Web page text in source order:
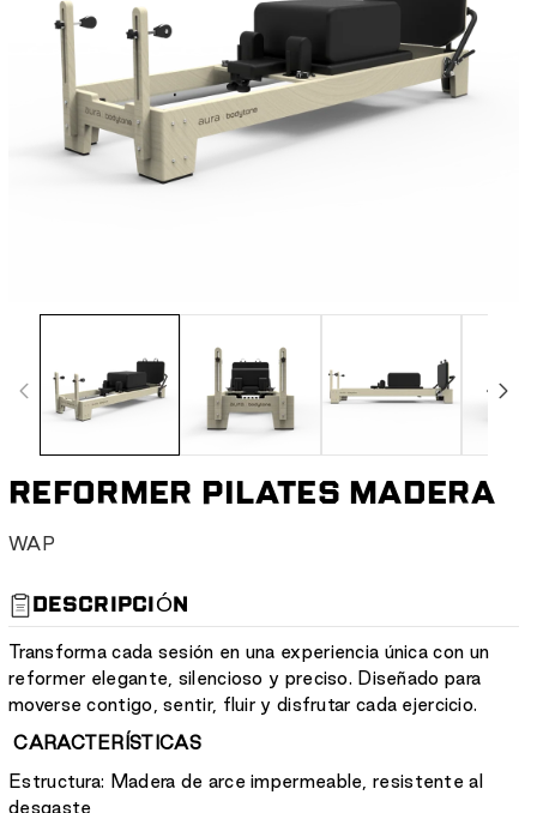
REFORMER PILATES MADERA
S
U
:
WAP
DESCRIPCIÓN
Transforma cada sesión en una experiencia única con un
reformer elegante, silencioso y preciso. Diseñado para
moverse contigo, sentir, fluir y disfrutar cada ejercicio.
CARACTERÍSTICAS
Estructura: Madera de arce impermeable, resistente al
desgaste